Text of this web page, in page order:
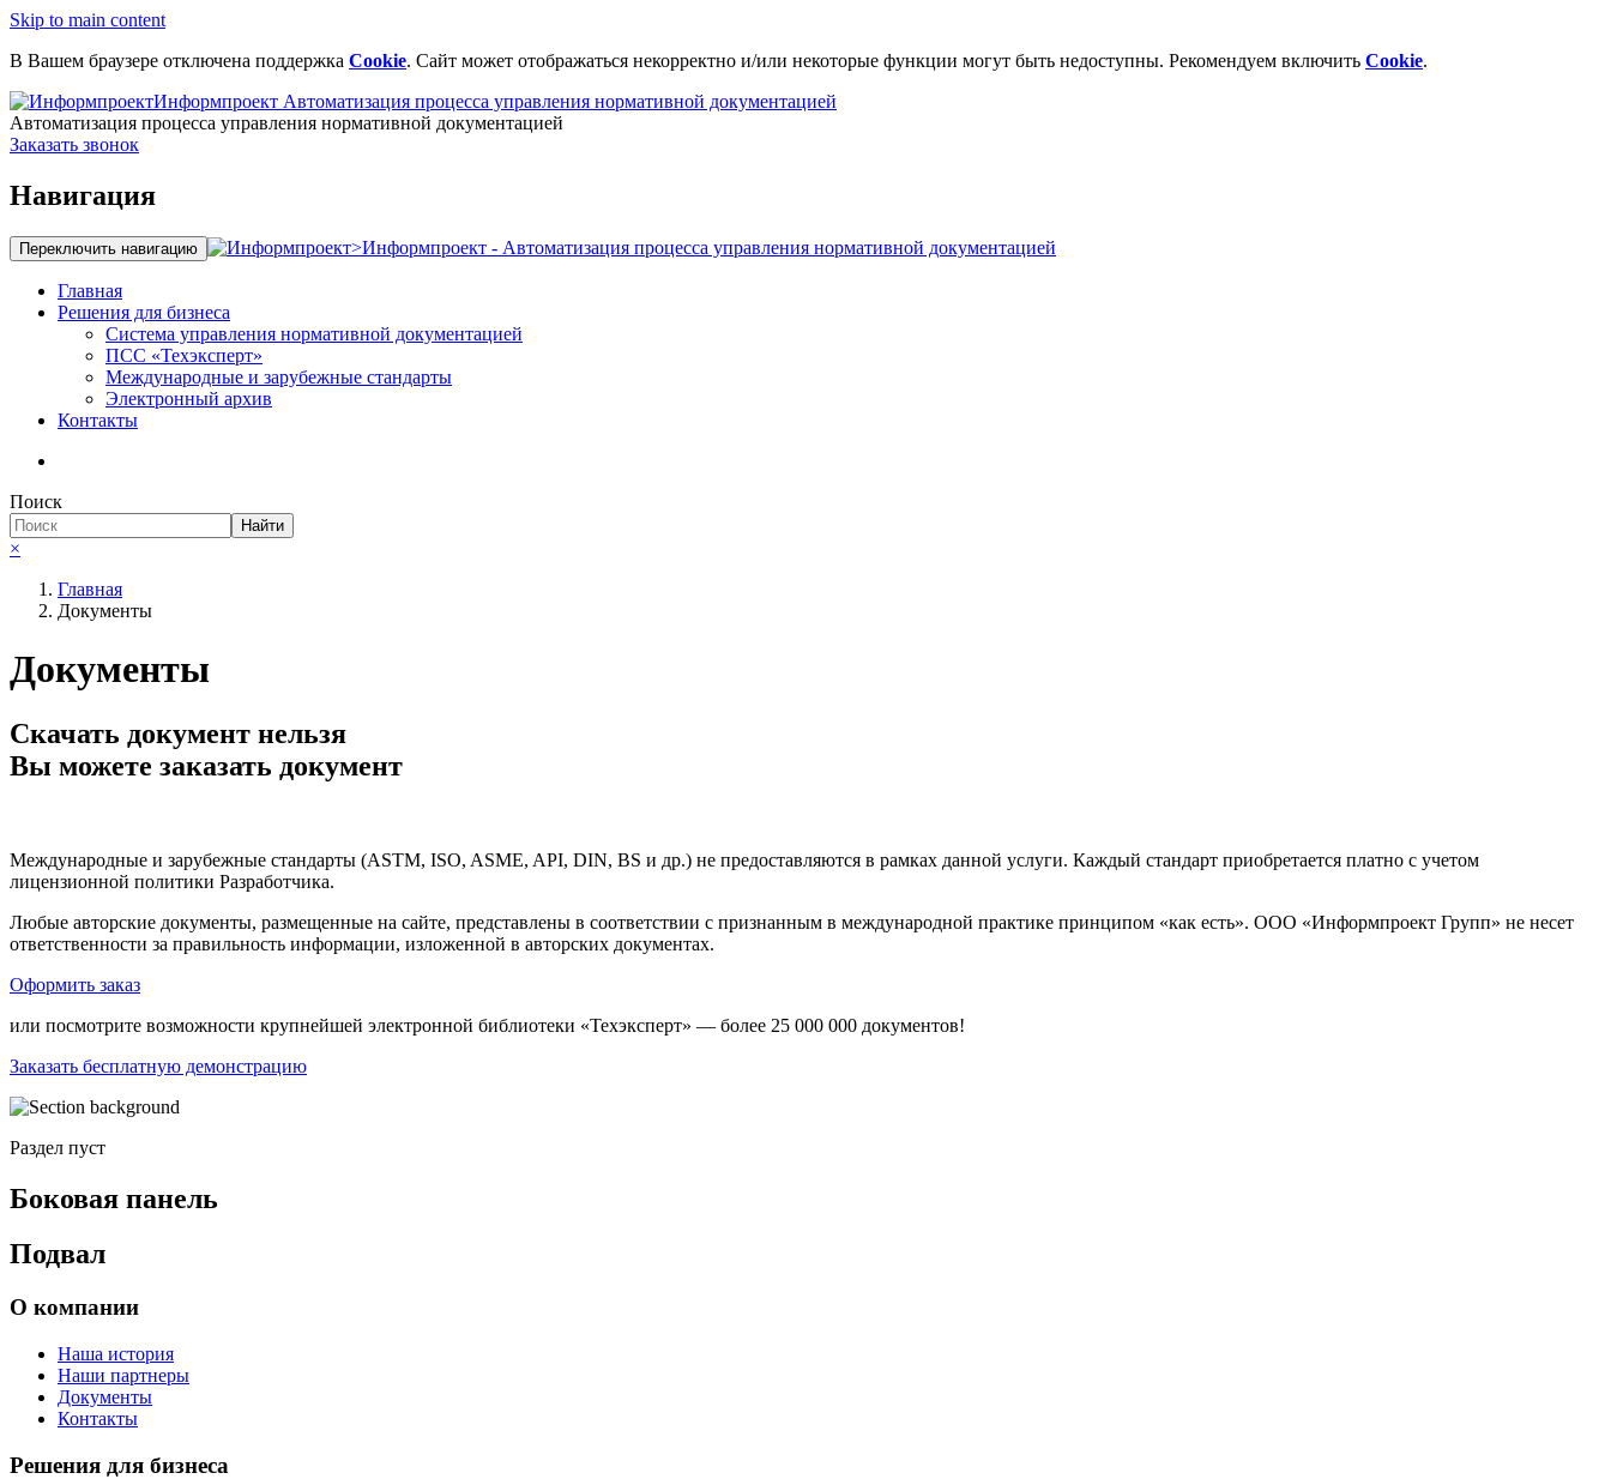
Skip to main content
В Вашем браузере отключена поддержка Cookie. Сайт может отображаться некорректно и/или некоторые функции могут быть недоступны. Рекомендуем включить Cookie.
Информпроект Автоматизация процесса управления нормативной документацией
Автоматизация процесса управления нормативной документацией
Заказать звонок
Навигация
Переключить навигацию >Информпроект - Автоматизация процесса управления нормативной документацией
Главная
Решения для бизнеса
Система управления нормативной документацией
ПСС «Техэксперт»
Международные и зарубежные стандарты
Электронный архив
Контакты
Поиск
Найти
×
Главная
Документы
Документы
Скачать документ нельзя
Вы можете заказать документ
Международные и зарубежные стандарты (ASTM, ISO, ASME, API, DIN, BS и др.) не предоставляются в рамках данной услуги. Каждый стандарт приобретается платно с учетом
лицензионной политики Разработчика.
Любые авторские документы, размещенные на сайте, представлены в соответствии с признанным в международной практике принципом «как есть». ООО «Информпроект Групп» не несет
ответственности за правильность информации, изложенной в авторских документах.
Оформить заказ
или посмотрите возможности крупнейшей электронной библиотеки «Техэксперт» — более 25 000 000 документов!
Заказать бесплатную демонстрацию
Раздел пуст
Боковая панель
Подвал
О компании
Наша история
Наши партнеры
Документы
Контакты
Решения для бизнеса